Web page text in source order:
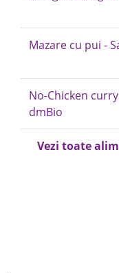
Mazare cu pui -
No-Chicken
dmBio
Vezi toate